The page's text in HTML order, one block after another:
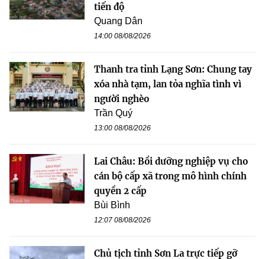
tiến độ
Quang Dân
14:00 08/08/2026
Thanh tra tỉnh Lạng Sơn: Chung tay
xóa nhà tạm, lan tỏa nghĩa tình vì
người nghèo
Trần Quý
13:00 08/08/2026
Lai Châu: Bồi dưỡng nghiệp vụ cho
cán bộ cấp xã trong mô hình chính
quyền 2 cấp
Bùi Bình
12:07 08/08/2026
Chủ tịch tỉnh Sơn La trực tiếp gỡ